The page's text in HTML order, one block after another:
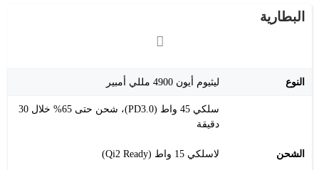
البطارية
النوع ليثيوم أيون 4900 مللي أمبير
الشحن
سلكي 45 واط (PD3.0)، شحن حتى 65% خلال 30
دقيقة
لاسلكي 15 واط (Qi2 Ready)